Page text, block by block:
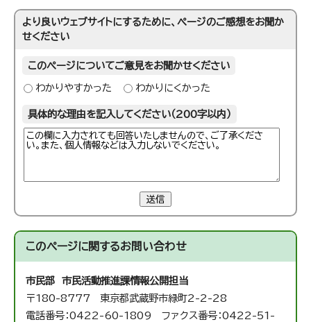
より良いウェブサイトにするために、ページのご感想をお聞か
せください
このページについてご意見をお聞かせください
わかりやすかった わかりにくかった
具体的な理由を記入してください（200字以内）
送信
このページに関するお問い合わせ
市民部 市民活動推進課情報公開担当
〒180-8777 東京都武蔵野市緑町2-2-28
電話番号：0422-60-1809 ファクス番号：0422-51-